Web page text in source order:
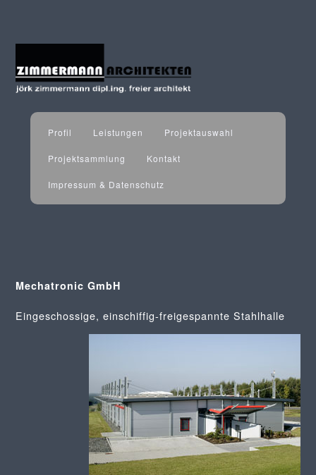
Profil Leistungen Projektauswahl
Projektsammlung Kontakt
Impressum & Datenschutz
Mechatronic GmbH
Eingeschossige, einschiffig-freigespannte Stahlhalle